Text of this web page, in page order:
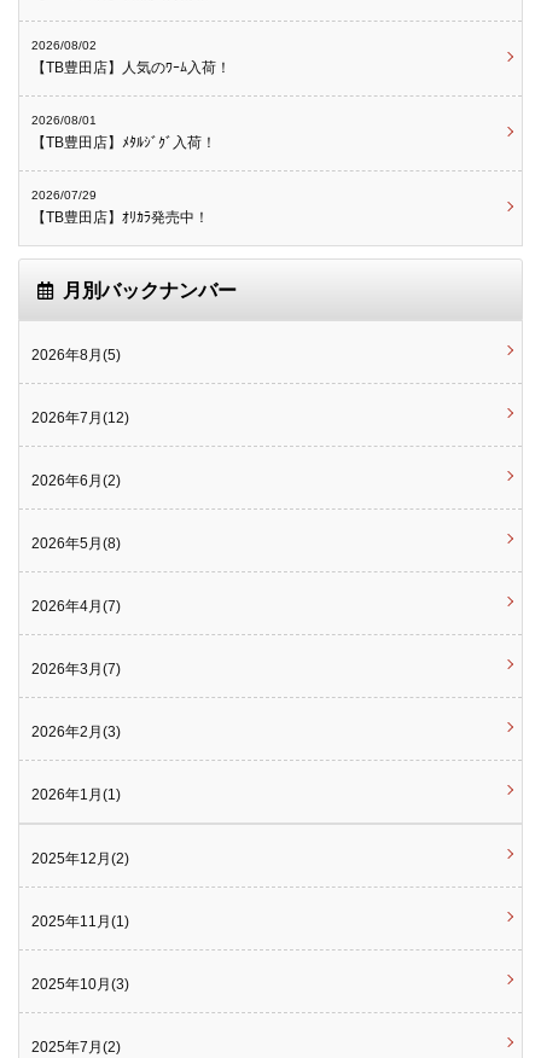
2026/08/02
【TB豊田店】人気のﾜｰﾑ入荷！
2026/08/01
【TB豊田店】ﾒﾀﾙｼﾞｸﾞ入荷！
2026/07/29
【TB豊田店】ｵﾘｶﾗ発売中！
月別バックナンバー
2026年8月(5)
2026年7月(12)
2026年6月(2)
2026年5月(8)
2026年4月(7)
2026年3月(7)
2026年2月(3)
2026年1月(1)
2025年12月(2)
2025年11月(1)
2025年10月(3)
2025年7月(2)